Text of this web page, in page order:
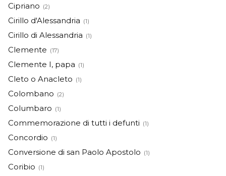
Cipriano (2)
Cirillo d'Alessandria (1)
Cirillo di Alessandria (1)
Clemente (17)
Clemente I, papa (1)
Cleto o Anacleto (1)
Colombano (2)
Columbaro (1)
Commemorazione di tutti i defunti (1)
Concordio (1)
Conversione di san Paolo Apostolo (1)
Coribio (1)